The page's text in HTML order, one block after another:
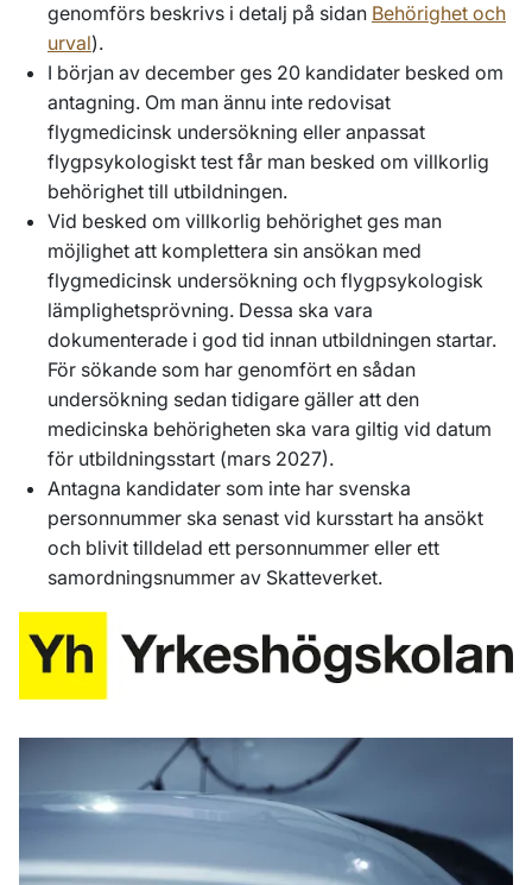
genomförs beskrivs i detalj på sidan Behörighet och
urval).
I början av december ges 20 kandidater besked om
antagning. Om man ännu inte redovisat
flygmedicinsk undersökning eller anpassat
flygpsykologiskt test får man besked om villkorlig
behörighet till utbildningen.
Vid besked om villkorlig behörighet ges man
möjlighet att komplettera sin ansökan med
flygmedicinsk undersökning och flygpsykologisk
lämplighetsprövning. Dessa ska vara
dokumenterade i god tid innan utbildningen startar.
För sökande som har genomfört en sådan
undersökning sedan tidigare gäller att den
medicinska behörigheten ska vara giltig vid datum
för utbildningsstart (mars 2027).
Antagna kandidater som inte har svenska
personnummer ska senast vid kursstart ha ansökt
och blivit tilldelad ett personnummer eller ett
samordningsnummer av Skatteverket.